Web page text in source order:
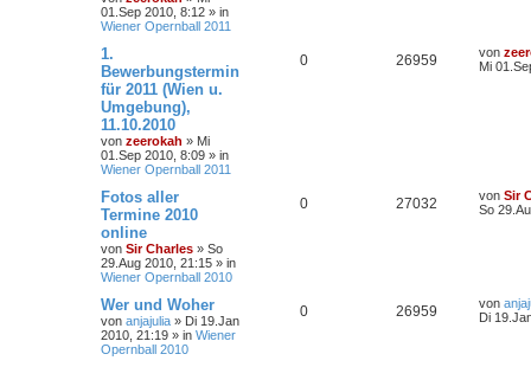
01.Sep 2010, 8:12 » in
Wiener Opernball 2011
1.
Bewerbungstermin
für 2011 (Wien u.
Umgebung),
11.10.2010
von zeerokah » Mi
01.Sep 2010, 8:09 » in
Wiener Opernball 2011
0 26959 von
Mi
Fotos aller
Termine 2010
online
von Sir Charles » So
29.Aug 2010, 21:15 » in
Wiener Opernball 2010
0 27032 von Sir
So
Wer und Woher
von anjajulia » Di 19.Jan
2010, 21:19 » in Wiener
Opernball 2010
0 26959 von
Di